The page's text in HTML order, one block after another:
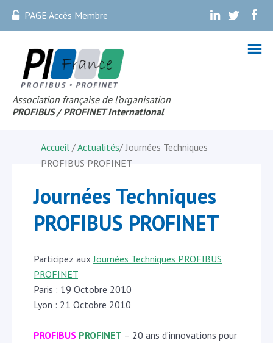
PAGE Accès Membre . . .
Association française de l’organisation
PROFIBUS / PROFINET International
Accueil /Actualités/Journées Techniques
PROFIBUS PROFINET
Journées Techniques
PROFIBUS PROFINET
Participez auxJournées Techniques PROFIBUS
PROFINET
Paris : 19 Octobre 2010
Lyon : 21 Octobre 2010
PROFIBUS PROFINET – 20 ans d’innovations pour